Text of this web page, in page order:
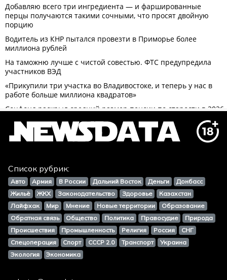
Список рубрик:
Авто Армия В России Дальний Восток Деньги
Донбасс
Жильё
ЖКХ Законодательство Здоровье
Казахстан
Лайфхак
Мир Мнение Новые территории
Образование
Обратная связь
Общество Политика Правосудие
Природа
Происшествия
Промышленность Религия Россия
СНГ
Спецоперация
Спорт СССР 2.0 Транспорт
Украина
Экология
Экономика